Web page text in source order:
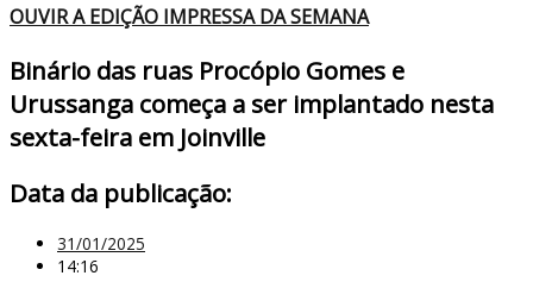
OUVIR A EDIÇÃO IMPRESSA DA SEMANA
Binário das ruas Procópio Gomes e
Urussanga começa a ser implantado nesta
sexta-feira em Joinville
Data da publicação:
31/01/2025
14:16